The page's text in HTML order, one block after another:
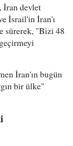
İran devlet
İsrail'in İran'ı
sürerek, "Bizi 48
İran'ın bugün
bir ülke"